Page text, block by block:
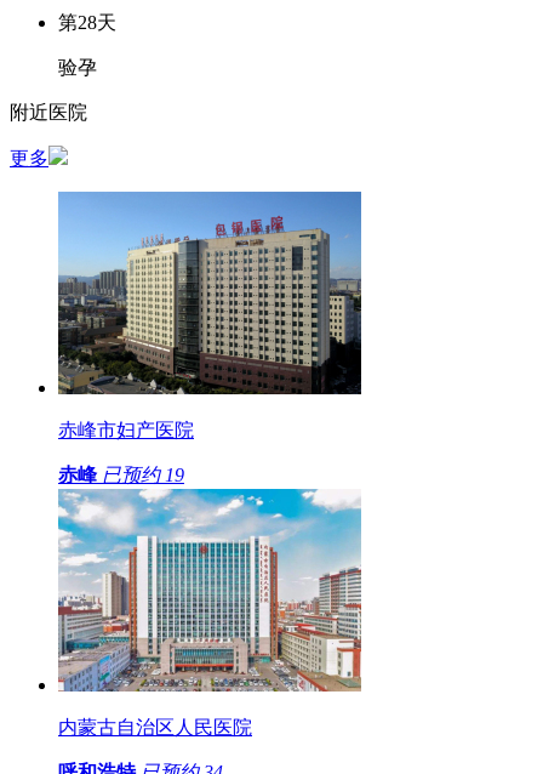
第28天
验孕
附近医院
更多
赤峰市妇产医院
赤峰 已预约 19
内蒙古自治区人民医院